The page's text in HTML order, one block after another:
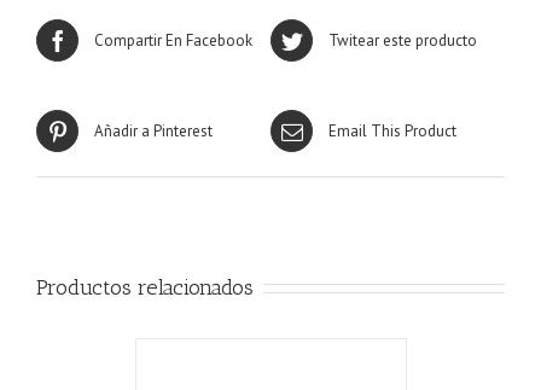
Compartir En Facebook Twitear este producto
Añadir a Pinterest Email This Product
Productos relacionados